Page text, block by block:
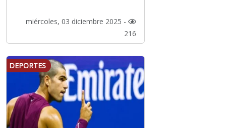
miércoles, 03 diciembre 2025 -
216
DEPORTES